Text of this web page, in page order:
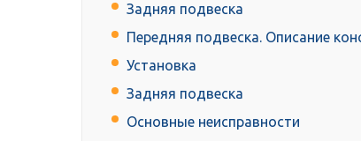
Задняя подвеска
Передняя подвеска. Описание
Установка
Задняя подвеска
Основные неисправности